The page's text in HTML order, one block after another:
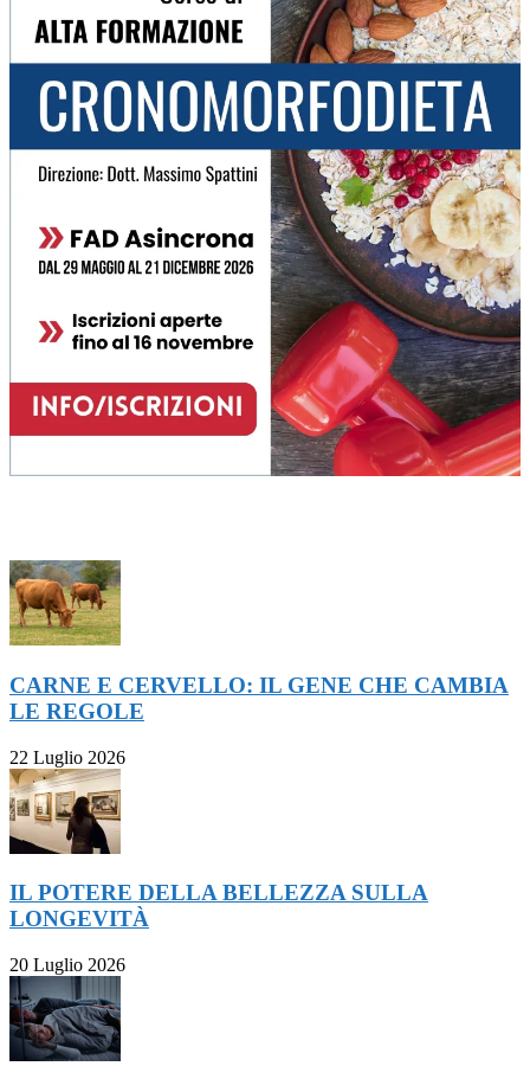
CARNE E CERVELLO: IL GENE CHE CAMBIA
LE REGOLE
22 Luglio 2026
IL POTERE DELLA BELLEZZA SULLA
LONGEVITÀ
20 Luglio 2026